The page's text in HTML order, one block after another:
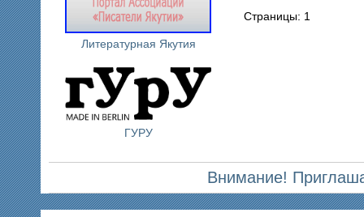
Литературная Якутия
ГУРУ
Страницы: 1
Внимание!